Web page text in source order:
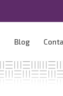
Blog